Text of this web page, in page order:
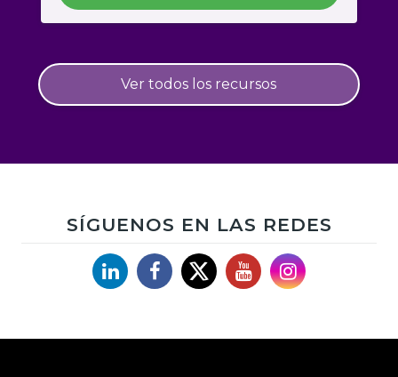
Ver todos los recursos
SÍGUENOS EN LAS REDES
LinkedinFacebook
X YouTubeInstagram